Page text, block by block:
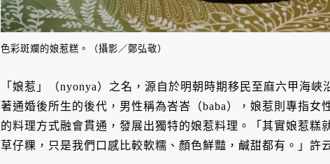
色彩斑斕的娘惹糕。（攝影／鄭弘敬）
「娘惹」（nyonya）之名，源自於明朝時期移民至麻六甲海
著通婚後所生的後代，男性稱為峇峇（baba），娘惹則專指女
的料理方式融會貫通，發展出獨特的娘惹料理。「其實娘惹糕
草仔粿，只是我們口感比較軟糯、顏色鮮豔，鹹甜都有。」許